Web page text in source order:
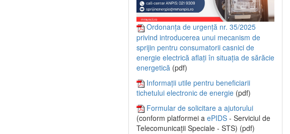
Ordonanța de urgență nr. 35/2025
privind introducerea unui mecanism de
sprijin pentru consumatorii casnici de
energie electrică aflați în situația de sărăcie
energetică (pdf)
Informații utile pentru beneficiarii
tichetului electronic de energie (pdf)
Formular de solicitare a ajutorului
(conform platformei a ePIDS - Serviciul de
Telecomunicații Speciale - STS) (pdf)